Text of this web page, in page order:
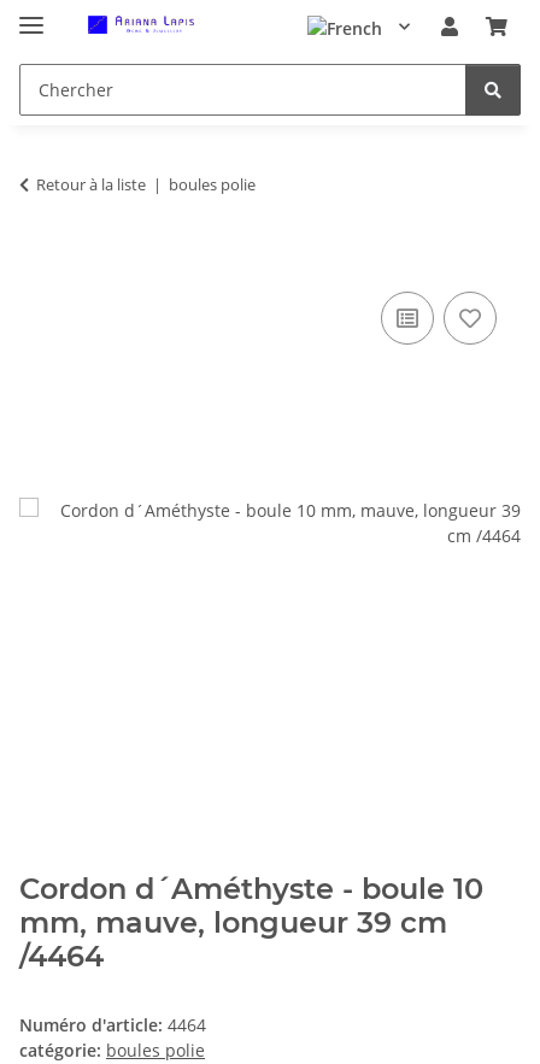
Retour à la liste boules polie
Cordon d´Améthyste - boule 10
mm, mauve, longueur 39 cm
/4464
Numéro d'article: 4464
catégorie: boules polie